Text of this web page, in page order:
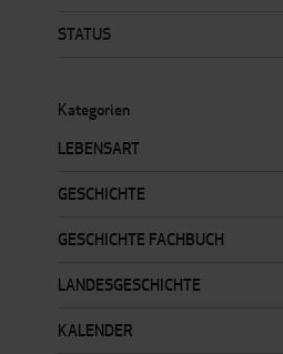
STATUS
Kategorien
LEBENSART
GESCHICHTE
GESCHICHTE FACHBUCH
LANDESGESCHICHTE
KALENDER